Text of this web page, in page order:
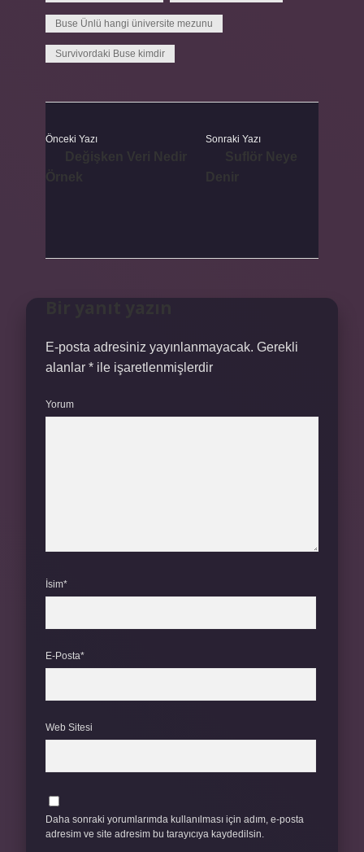
Buse Ünlü hangi üniversite mezunu
Survivordaki Buse kimdir
Önceki Yazı Sonraki Yazı
E-posta adresiniz yayınlanmayacak. Gerekli
alanlar * ile işaretlenmişlerdir
Yorum
İsim*
E-Posta*
Web Sitesi
Daha sonraki yorumlarımda kullanılması için adım, e-posta
adresim ve site adresim bu tarayıcıya kaydedilsin.